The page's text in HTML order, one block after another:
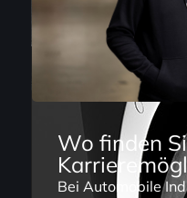
Wo finden
Bei Automobile